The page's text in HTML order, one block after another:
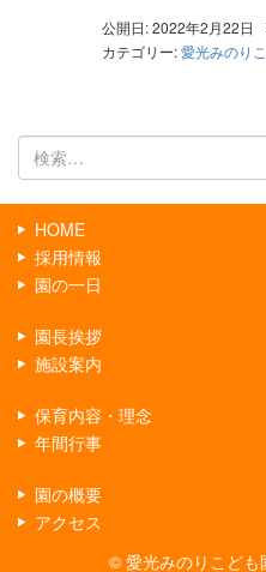
公開日: 2022年2月22日
カテゴリー:愛光みのり
検
索:
HOME
採用情報
園の一日
園長挨拶
施設案内
保育内容・理念
年間行事
園の概要
アクセス
© 愛光みのりこど